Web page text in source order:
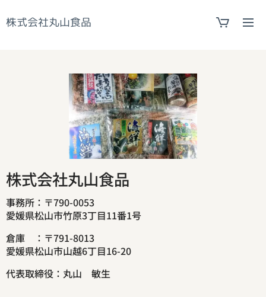
株式会社丸山食品
株式会社丸山食品
事務所：〒790-0053
愛媛県松山市竹原3丁目11番1号
倉庫 ：〒791-8013
愛媛県松山市山越6丁目16-20
代表取締役：丸山 敏生